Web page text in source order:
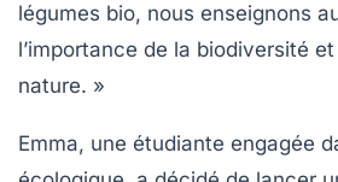
légumes bio, nous enseignons
l’importance de la biodiversité
nature. »
Emma, une étudiante engagée